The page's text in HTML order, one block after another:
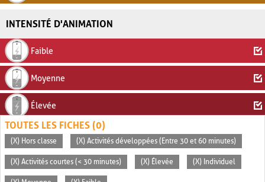
INTENSITÉ D'ANIMATION
Faible
Moyenne
Élevée
TOUTES LES FICHES (0)
(X) Hors classe (X) Activités développées (Entre 30 et 60 minutes)
(X) Activités courtes (< 30 minutes) (X) Élevée (X) Individuel